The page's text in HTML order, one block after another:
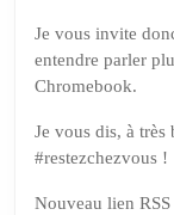
Je vous invite
entendre parler
Chromebook.
Je vous dis, à
#restezchezvous !
Nouveau lien RSS